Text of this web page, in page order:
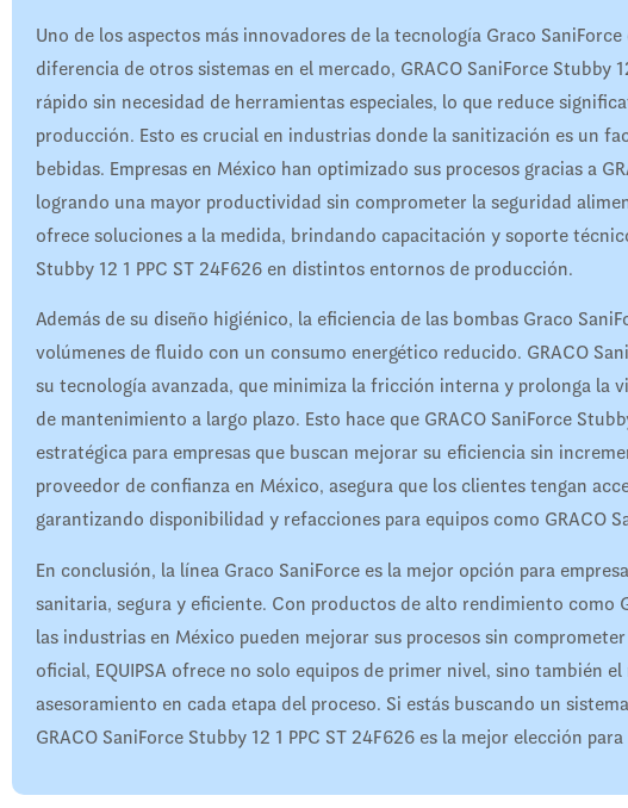
Uno de los aspectos más innovadores de la tecnología Graco
diferencia de otros sistemas en el mercado, GRACO SaniForce Stubby
rápido sin necesidad de herramientas especiales, lo que reduce
producción. Esto es crucial en industrias donde la sanitización es un
bebidas. Empresas en México han optimizado sus procesos gracias a
logrando una mayor productividad sin comprometer la seguridad
ofrece soluciones a la medida, brindando capacitación y soporte
Stubby 12 1 PPC ST 24F626 en distintos entornos de producción.
Además de su diseño higiénico, la eficiencia de las bombas Graco
volúmenes de fluido con un consumo energético reducido. GRACO
su tecnología avanzada, que minimiza la fricción interna y prolonga la
de mantenimiento a largo plazo. Esto hace que GRACO SaniForce
estratégica para empresas que buscan mejorar su eficiencia sin
proveedor de confianza en México, asegura que los clientes tengan
garantizando disponibilidad y refacciones para equipos como GRACO
En conclusión, la línea Graco SaniForce es la mejor opción para
sanitaria, segura y eficiente. Con productos de alto rendimiento como
las industrias en México pueden mejorar sus procesos sin
oficial, EQUIPSA ofrece no solo equipos de primer nivel, sino también
asesoramiento en cada etapa del proceso. Si estás buscando un
GRACO SaniForce Stubby 12 1 PPC ST 24F626 es la mejor elección